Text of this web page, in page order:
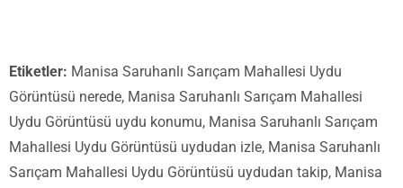
Etiketler: Manisa Saruhanlı Sarıçam Mahallesi Uydu
Görüntüsü nerede, Manisa Saruhanlı Sarıçam Mahallesi
Uydu Görüntüsü uydu konumu, Manisa Saruhanlı Sarıçam
Mahallesi Uydu Görüntüsü uydudan izle, Manisa Saruhanlı
Sarıçam Mahallesi Uydu Görüntüsü uydudan takip, Manisa